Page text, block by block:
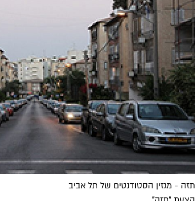
תזה - מגזין הסטודנטים של תל אביב